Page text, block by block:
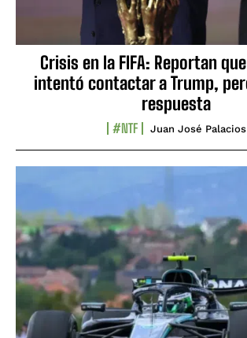
Crisis en la FIFA: Reportan
intentó contactar a Trump,
respuesta
#NTF Juan José Palacios